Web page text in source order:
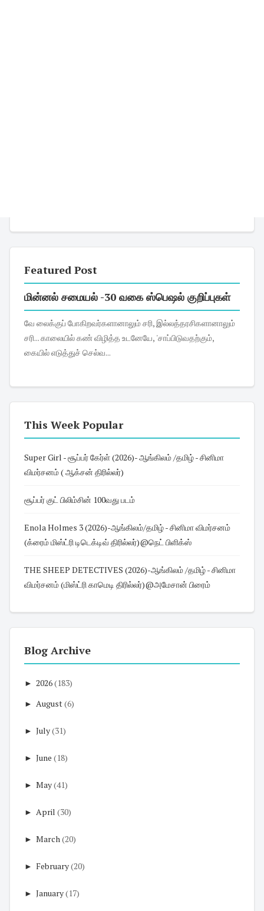
Featured Post
மின்னல் சமையல் -30 வகை ஸ்பெஷல் குறிப்புகள்
வே லைக்குப் போகிறவர்களானாலும் சரி, இல்லத்தரசிகளானாலும்
சரி... காலையில் கண் விழித்த உடனேயே, 'சாப்பிடுவதற்கும்,
கையில் எடுத்துச் செல்வ...
This Week Popular
Super Girl - சூப்பர் கேர்ள் (2026)- ஆங்கிலம் /தமிழ் - சினிமா
விமர்சனம் ( ஆக்சன் திரில்லர்)
சூப்பர் குட் பிலிம்சின் 100வது படம்
Enola Holmes 3 (2026)-ஆங்கிலம்/தமிழ் - சினிமா விமர்சனம்
(க்ரைம் மிஸ்ட்ரி டிடெக்டிவ் திரில்லர்)@நெட் பிளிக்ஸ்
THE SHEEP DETECTIVES (2026)-ஆங்கிலம் /தமிழ் - சினிமா
விமர்சனம் (மிஸ்ட்ரி காமெடி திரில்லர்)@அமேசான் பிரைம்
Blog Archive
► 2026(183)
► August(6)
► July(31)
► June (18)
► May(41)
► April (30)
► March(20)
► February(20)
► January(17)